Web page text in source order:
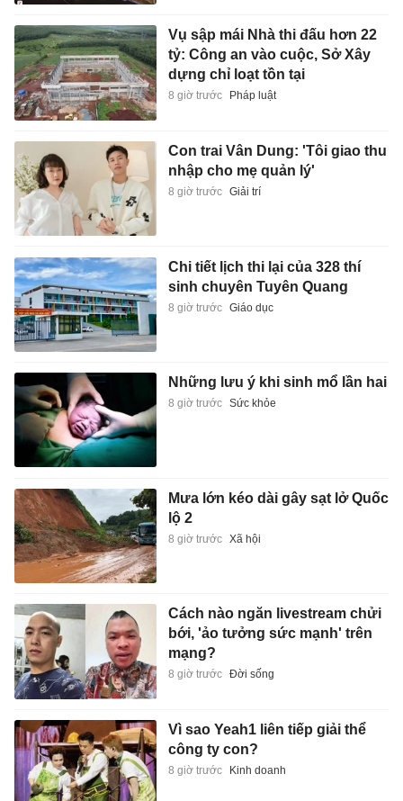
Vụ sập mái Nhà thi đấu hơn 22
tỷ: Công an vào cuộc, Sở Xây
dựng chỉ loạt tồn tại
8 giờ trước Pháp luật
Con trai Vân Dung: 'Tôi giao thu
nhập cho mẹ quản lý'
8 giờ trước Giải trí
Chi tiết lịch thi lại của 328 thí
sinh chuyên Tuyên Quang
8 giờ trước Giáo dục
Những lưu ý khi sinh mổ lần hai
8 giờ trước Sức khỏe
Mưa lớn kéo dài gây sạt lở Quốc
lộ 2
8 giờ trước Xã hội
Cách nào ngăn livestream chửi
bới, 'ảo tưởng sức mạnh' trên
mạng?
8 giờ trước Đời sống
Vì sao Yeah1 liên tiếp giải thể
công ty con?
8 giờ trước Kinh doanh